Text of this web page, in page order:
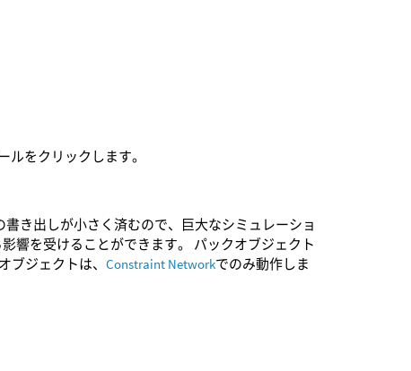
ルをクリックします。
き出しが小さく済むので、巨大なシミュレーショ
影響を受けることができます。 パックオブジェクト
ブジェクトは、Constraint Networkでのみ動作しま